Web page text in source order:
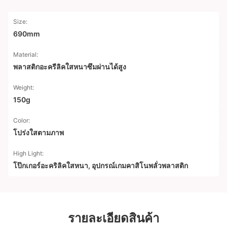
Size:
690mm
Material:
พลาสติกอะครีลิคใสหนาซึมผ่านได้สูง
Weight:
150g
Color:
โปร่งใสตามภาพ
High Light:
โป๊กเกอร์อะคริลิคใสหนา, อุปกรณ์เกมคาสิโนพลั่วพลาสติก
รายละเอียดสินค้า